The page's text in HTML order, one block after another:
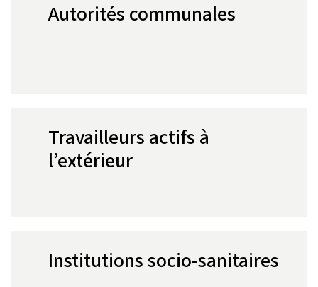
Autorités communales
Travailleurs actifs à
l’extérieur
Institutions socio-sanitaires